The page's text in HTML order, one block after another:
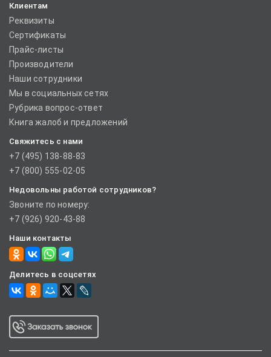
Клиентам
Реквизиты
Сертификаты
Прайс-листы
Производители
Наши сотрудники
Мы в социальных сетях
Рубрика вопрос-ответ
Книга жалоб и предложений
Свяжитесь с нами
+7 (495) 138-88-83
+7 (800) 555-02-05
Недовольны работой сотрудников?
Звоните по номеру:
+7 (926) 920-43-88
Наши контакты
Делитесь в соцсетях